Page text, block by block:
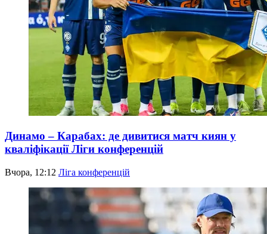
Динамо – Карабах: де дивитися матч киян у
кваліфікації Ліги конференцій
Вчора, 12:12 Ліга конференцій